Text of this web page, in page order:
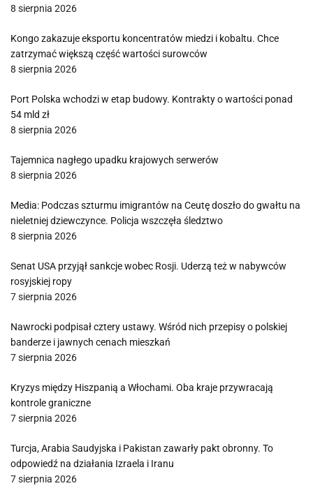
8 sierpnia 2026
Kongo zakazuje eksportu koncentratów miedzi i kobaltu. Chce
zatrzymać większą część wartości surowców
8 sierpnia 2026
Port Polska wchodzi w etap budowy. Kontrakty o wartości ponad
54 mld zł
8 sierpnia 2026
Tajemnica nagłego upadku krajowych serwerów
8 sierpnia 2026
Media: Podczas szturmu imigrantów na Ceutę doszło do gwałtu na
nieletniej dziewczynce. Policja wszczęła śledztwo
8 sierpnia 2026
Senat USA przyjął sankcje wobec Rosji. Uderzą też w nabywców
rosyjskiej ropy
7 sierpnia 2026
Nawrocki podpisał cztery ustawy. Wśród nich przepisy o polskiej
banderze i jawnych cenach mieszkań
7 sierpnia 2026
Kryzys między Hiszpanią a Włochami. Oba kraje przywracają
kontrole graniczne
7 sierpnia 2026
Turcja, Arabia Saudyjska i Pakistan zawarły pakt obronny. To
odpowiedź na działania Izraela i Iranu
7 sierpnia 2026